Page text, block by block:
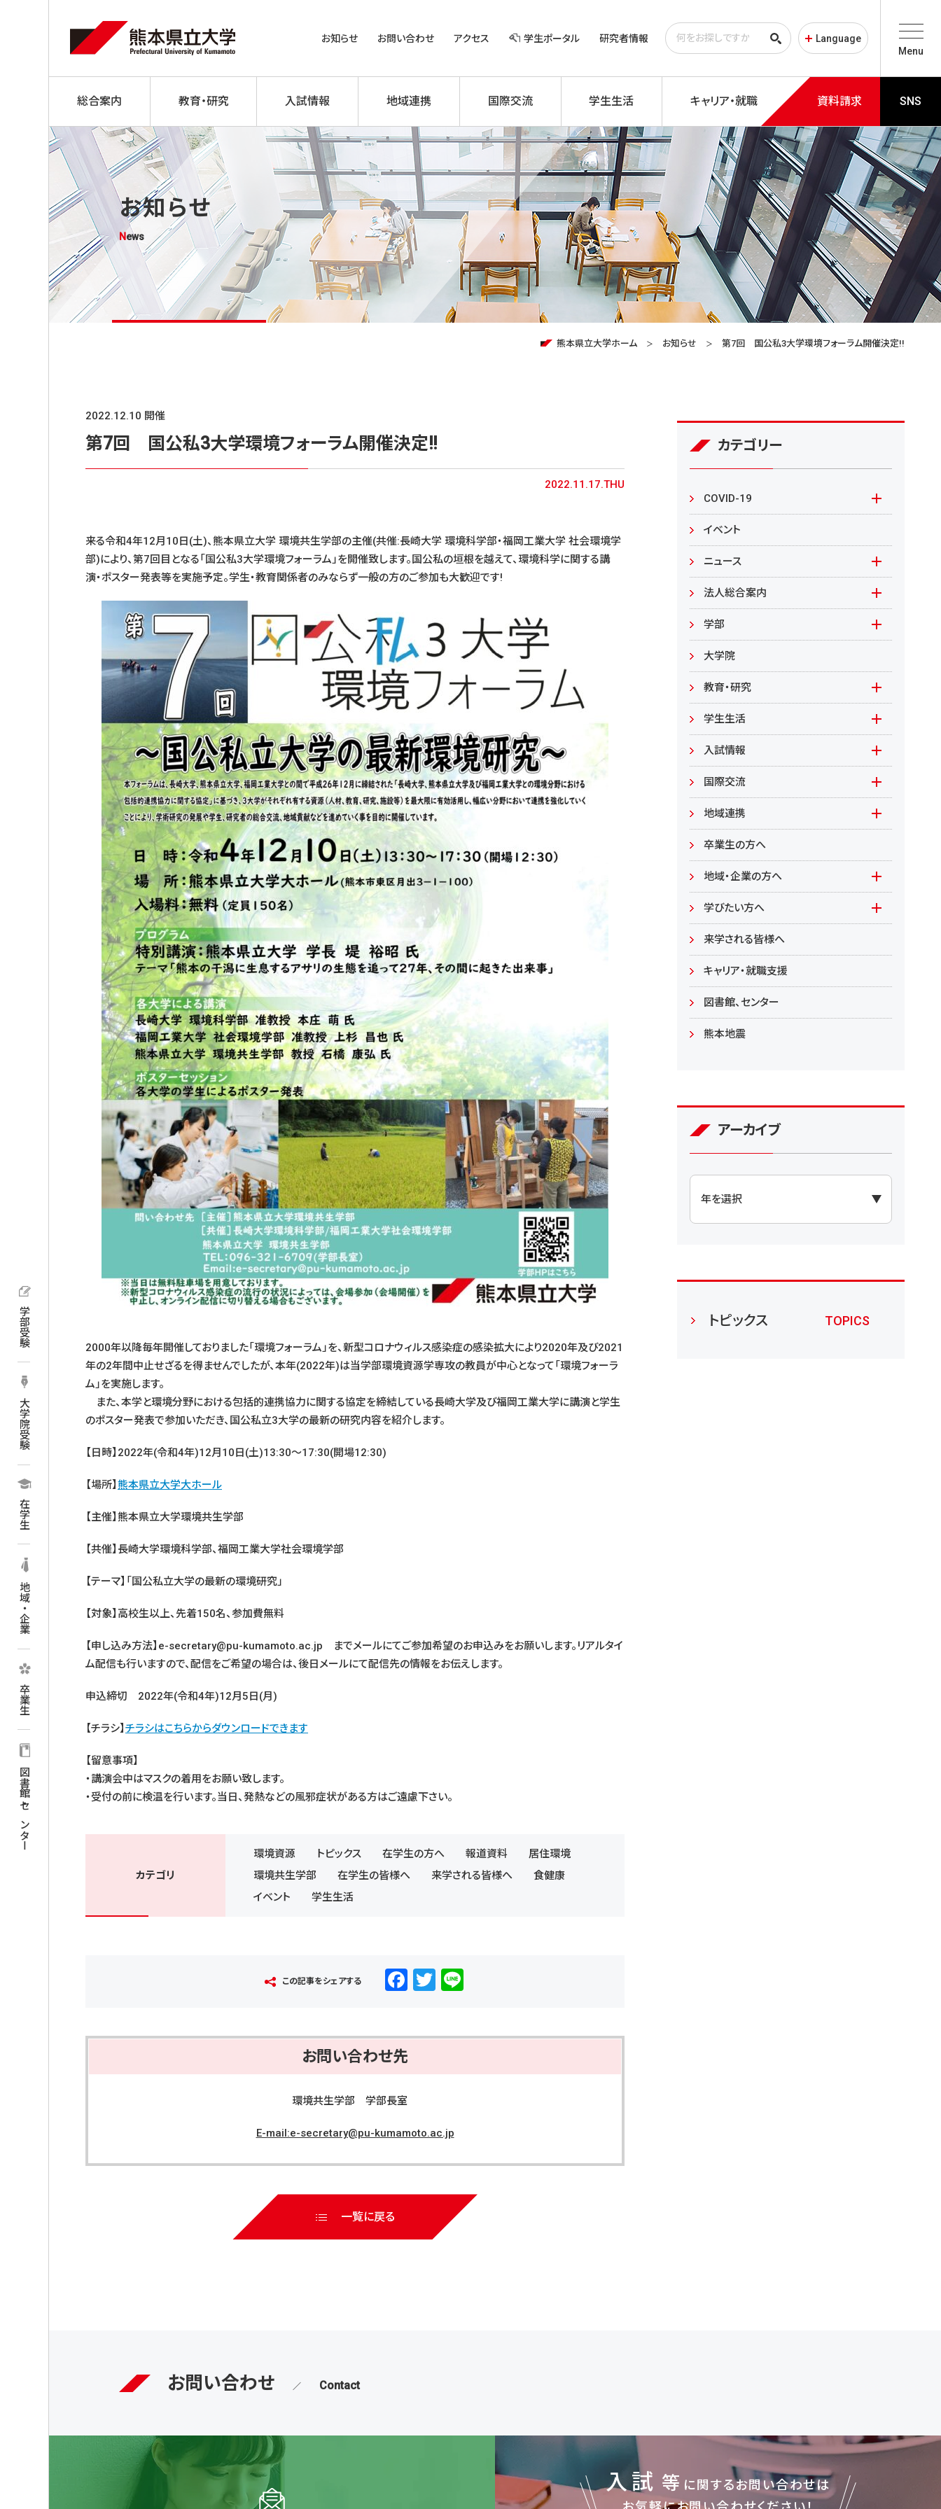
お知らせ お問い合わせ アクセス 学生ポータル 研究者情報 Language
総合案内 教育・研究 入試情報 地域連携 国際交流 学生生活 キャリア・就職 資料請求 SNS
Menu
学部受験
大学院受験
在学生
地域・企業
卒業生
図書館・センター
お知らせ
News
熊本県立大学ホーム お知らせ 第7回 国公私3大学環境フォーラム開催決定!!
2022.12.10 開催
第7回 国公私3大学環境フォーラム開催決定!!
2022.11.17.THU
来る令和4年12月10日(土)、熊本県立大学 環境共生学部の主催(共催:長崎大学 環境科学部・福岡工業大学 社会環境学
部)により、第7回目となる「国公私3大学環境フォーラム」を開催致します。国公私の垣根を越えて、環境科学に関する講
演・ポスター発表等を実施予定。学生・教育関係者のみならず一般の方のご参加も大歓迎です!
2000年以降毎年開催しておりました「環境フォーラム」を、新型コロナウィルス感染症の感染拡大により2020年及び2021
年の2年間中止せざるを得ませんでしたが、本年(2022年)は当学部環境資源学専攻の教員が中心となって「環境フォーラ
ム」を実施します。
また、本学と環境分野における包括的連携協力に関する協定を締結している長崎大学及び福岡工業大学に講演と学生
のポスター発表で参加いただき、国公私立3大学の最新の研究内容を紹介します。
【日時】2022年(令和4年)12月10日(土)13:30～17:30(開場12:30)
【場所】 熊本県立大学大ホール
【主催】熊本県立大学環境共生学部
【共催】長崎大学環境科学部、福岡工業大学社会環境学部
【テーマ】「国公私立大学の最新の環境研究」
【対象】高校生以上、先着150名、参加費無料
【申し込み方法】e-secretary@pu-kumamoto.ac.jp までメールにてご参加希望のお申込みをお願いします。リアルタイ
ム配信も行いますので、配信をご希望の場合は、後日メールにて配信先の情報をお伝えします。
申込締切 2022年(令和4年)12月5日(月)
【チラシ】 チラシはこちらからダウンロードできます
【留意事項】
・講演会中はマスクの着用をお願い致します。
・受付の前に検温を行います。当日、発熱などの風邪症状がある方はご遠慮下さい。
カテゴリ
環境資源 トピックス 在学生の方へ 報道資料
居住環境
環境共生学部
在学生の皆様へ 来学される皆様へ
食健康
イベント
学生生活
この記事をシェアする
F
e
b
k
T
er
お問い合わせ先
環境共生学部 学部長室
E-mail:e-secretary@pu-kumamoto.ac.jp
一覧に戻る
カテゴリー
COVID-19
本学の対応
在学生の皆様へ
来学される皆様へ
イベント
ニュース
報道資料
基本情報
法人総合案内
入札情報
教職員募集
教職員募集（教員）
学部
文学部
日文
英米
環境資源
居住環境
食健康
教育/学部・大学院
大学院
教育・研究
教育
地域連携型学生研究(旧学生GP)
もやいすと育成プログラム
学生生活
在学生の方へ
入試情報
入試情報(学部)
入試情報(大学院)
国際交流
Global Lounge
地域連携
公開講座
卒業生の方へ
地域・企業の方へ
学びたい方へ(生涯学習)
学びたい方へ
学部
大学院
来学される皆様へ
キャリア・就職支援
図書館、センター
熊本地震
アーカイブ
トピックス TOPICS
お問い合わせ Contact
入試 等 に関するお問い合わせは